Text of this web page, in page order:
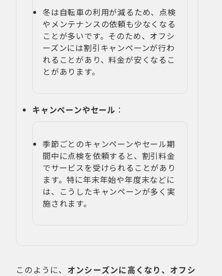
冬は自転車の利用が減るため、点検
やメンテナンスの依頼も少なくなる
ことが多いです。そのため、オフシ
ーズンには割引キャンペーンが行わ
れることがあり、料金が安くなるこ
とがあります。
キャンペーンやセール ：
季節ごとのキャンペーンやセール期
間中に点検を依頼すると、割引料金
でサービスを受けられることがあり
ます。特に年末年始や年度末などに
は、こうしたキャンペーンが多く実
施されます。
このように、 オンシーズンに高くなり、オフシ